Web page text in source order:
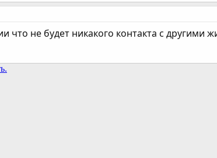
что не будет никакого контакта с